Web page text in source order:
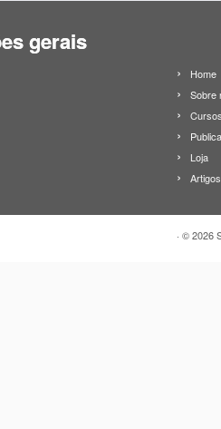
gerais
Home
Sobre
Loja
· © 2026